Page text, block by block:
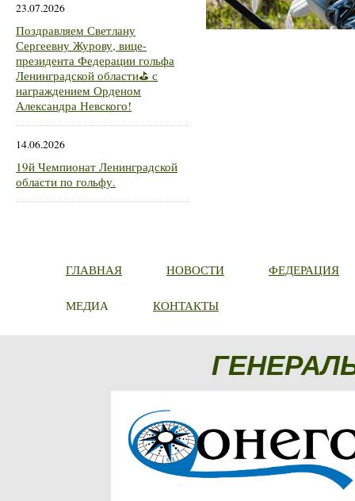
23.07.2026
Поздравляем Светлану
Сергеевну Журову, вице-
президента Федерации гольфа
Ленинградской области⛳ с
награждением Орденом
Александра Невского!
14.06.2026
19й Чемпионат Ленинградской
области по гольфу.
ГЛАВНАЯ НОВОСТИ ФЕДЕРАЦИЯ
МЕДИА КОНТАКТЫ